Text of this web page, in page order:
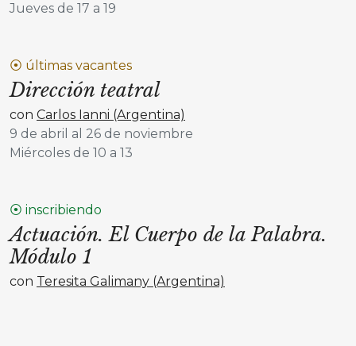
Jueves de 17 a 19
⦿ últimas vacantes
Dirección teatral
con Carlos Ianni (Argentina)
9 de abril al 26 de noviembre
Miércoles de 10 a 13
⦿ inscribiendo
Actuación. El Cuerpo de la Palabra.
Módulo 1
con Teresita Galimany (Argentina)